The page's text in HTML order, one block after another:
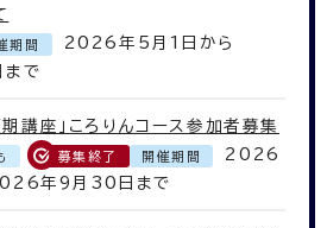
期間
2026年5月1日から
で
講座」ころりんコース参加者募集
募集終了 開催期間
2026
年9月30日まで